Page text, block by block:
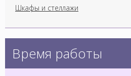
Шкафы и стеллажи
Время работы